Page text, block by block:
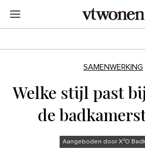
SAMENWERKING
Welke stijl past
de
Aangeboden door X²O